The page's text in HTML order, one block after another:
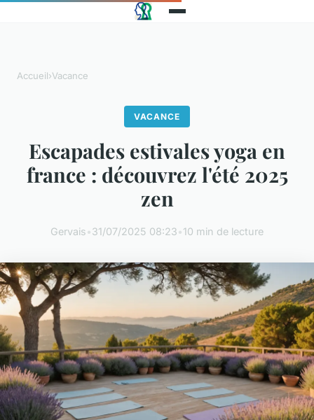
Accueil›Vacance
VACANCE
Escapades estivales yoga en
france : découvrez l'été 2025
zen
Gervais•31/07/2025 08:23•10 min de lecture